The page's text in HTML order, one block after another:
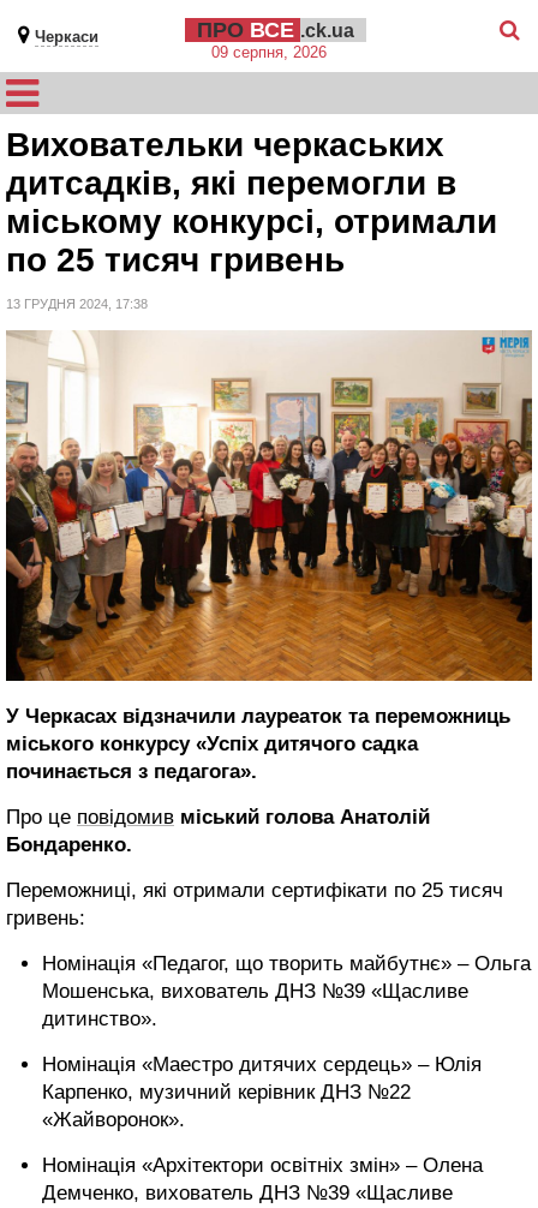
Черкаси ПРО ВСЕ .ck.ua
09 серпня, 2026
Виховательки черкаських
дитсадків, які перемогли в
міському конкурсі, отримали
по 25 тисяч гривень
13 ГРУДНЯ 2024, 17:38
У Черкасах відзначили лауреаток та переможниць
міського конкурсу «Успіх дитячого садка
починається з педагога».
Про це повідомив міський голова Анатолій
Бондаренко.
Переможниці, які отримали сертифікати по 25 тисяч
гривень:
Номінація «Педагог, що творить майбутнє» – Ольга
Мошенська, вихователь ДНЗ №39 «Щасливе
дитинство».
Номінація «Маестро дитячих сердець» – Юлія
Карпенко, музичний керівник ДНЗ №22
«Жайворонок».
Номінація «Архітектори освітніх змін» – Олена
Демченко, вихователь ДНЗ №39 «Щасливе